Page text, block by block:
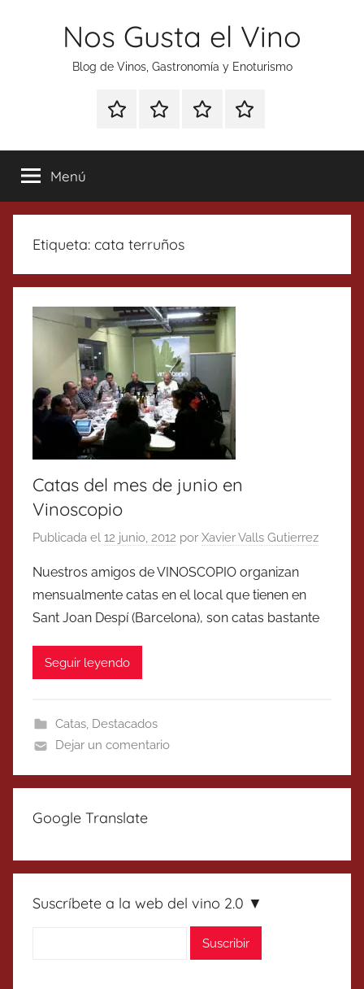
Nos Gusta el Vino
Blog de Vinos, Gastronomía y Enoturismo
Especial
Tonics
Enoturismo
Gastronomía
RankingContacto
Menú
Etiqueta: cata terruños
Catas del mes de junio en
Vinoscopio
Publicada el 12 junio, 2012 por Xavier Valls Gutierrez
Nuestros amigos de VINOSCOPIO organizan
mensualmente catas en el local que tienen en
Sant Joan Despí (Barcelona), son catas bastante
Seguir leyendo
Catas, Destacados
Dejar un comentario
Google Translate
Suscríbete a la web del vino 2.0 ▼